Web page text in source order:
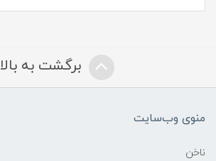
برگشت به بالا
منوی وب‌سایت
ناخن